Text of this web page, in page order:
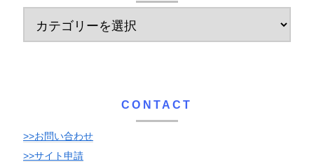
CONTACT
>>お問い合わせ
>>サイト申請